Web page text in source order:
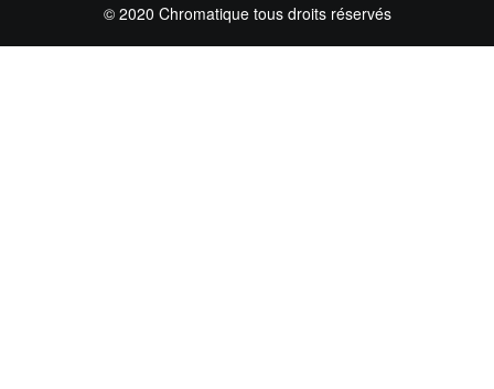
© 2020 Chromatique tous droits réservés